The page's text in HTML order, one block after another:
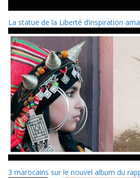
La statue de la Liberté d’inspiration
3 marocains sur le nouvel album du